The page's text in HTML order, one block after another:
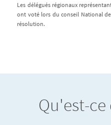
Les délégués régionaux
ont voté lors du conseil National
résolution.
Qu'est-ce